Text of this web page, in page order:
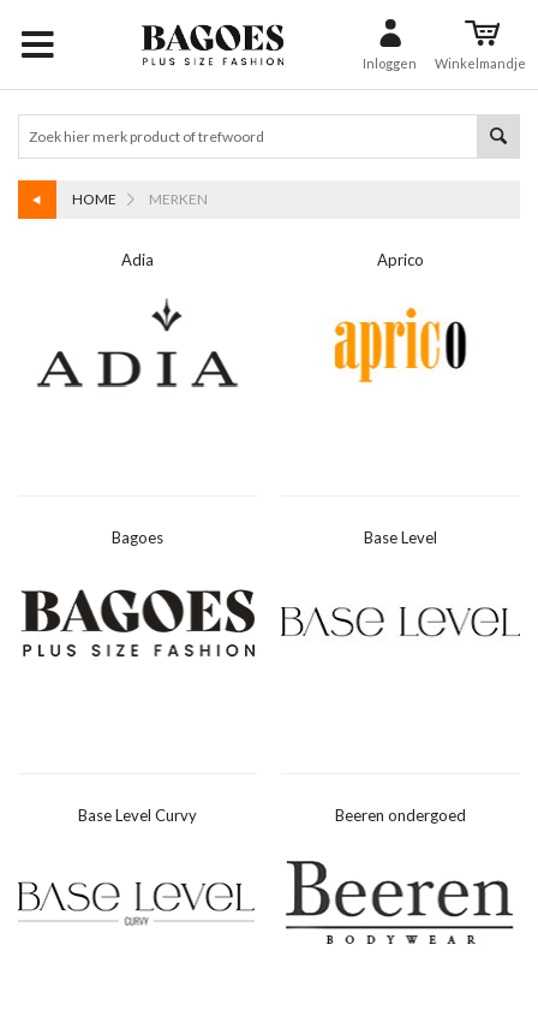
Inloggen Winkelmandje
HOME MERKEN
Adia Aprico
Bagoes Base Level
Base Level Curvy Beeren ondergoed